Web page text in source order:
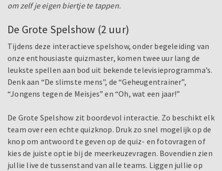
om zelf je eigen biertje te tappen.
De Grote Spelshow (2 uur)
Tijdens deze interactieve spelshow, onder begeleiding van
onze enthousiaste quizmaster, komen twee uur lang de
leukste spellen aan bod uit bekende televisieprogramma’s.
Denk aan “De slimste mens", de “Geheugentrainer”,
“Jongens tegen de Meisjes” en “Oh, wat een jaar!”
De Grote Spelshow zit boordevol interactie. Zo beschikt elk
team over een echte quizknop. Druk zo snel mogelijk op de
knop om antwoord te geven op de quiz- en fotovragen of
kies de juiste optie bij de meerkeuzevragen. Bovendien zien
jullie live de tussenstand van alle teams. Liggen jullie op